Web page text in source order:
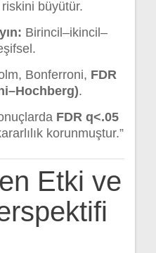
büyütür.
Birincil–ikincil–
Bonferroni, FDR
.
FDR q<.05
korunmuştur.”
Etki ve